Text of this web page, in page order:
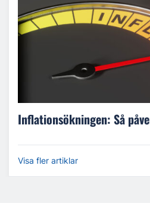
Inflationsökningen: Så
Visa fler artiklar